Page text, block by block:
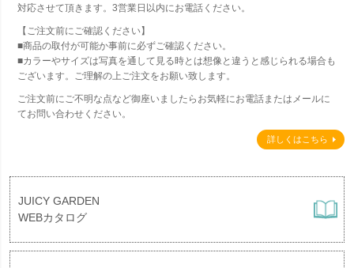
対応させて頂きます。3営業日以内にお電話ください。
【ご注文前にご確認ください】
■商品の取付が可能か事前に必ずご確認ください。
■カラーやサイズは写真を通して見る時とは想像と違うと感じられる場合も
ございます。ご理解の上ご注文をお願い致します。
ご注文前にご不明な点など御座いましたらお気軽にお電話またはメールに
てお問い合わせください。
詳しくはこちら
JUICY GARDEN
WEBカタログ